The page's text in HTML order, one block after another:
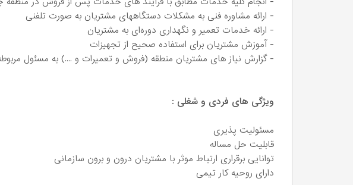
- ارائه مشاوره فنی به مشکلات دستگاههای مشتریان به صورت تلفنی
- ارائه خدمات تعمیر و نگهداری دوره‌ای به مشتریان
- آموزش مشتریان برای استفاده صحیح از تجهیزات
- گزارش نیاز های مشتریان منطقه (فروش و تعمیرات و ....) به مسئول
ویژگی های فردی و شغلی :
مسئولیت پذیری
قابلیت حل مساله
توانایی برقراری ارتباط موثر با مشتریان درون و برون سازمانی
دارای روحیه کار تیمی